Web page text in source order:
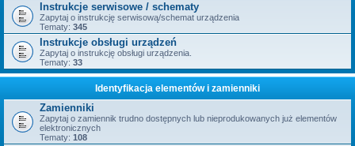
Instrukcje serwisowe / schematy
Zapytaj o instrukcję serwisową/schemat urządzenia
Tematy: 345
Instrukcje obsługi urządzeń
Zapytaj o instrukcję obsługi urządzenia.
Tematy: 33
Identyfikacja elementów i zamienniki
Zamienniki
Zapytaj o zamiennik trudno dostępnych lub nieprodukowanych już elementów
elektronicznych
Tematy: 108